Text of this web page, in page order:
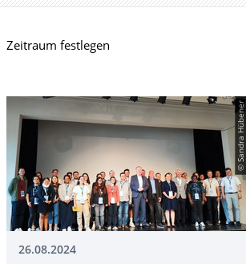
Zeitraum festlegen
© Sandra Hübener
26.08.2024